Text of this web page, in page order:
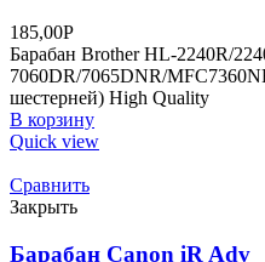
185,00Р
Барабан Brother HL-2240R/
7060DR/7065DNR/
шестерней) High Quality
В корзину
Quick view
Сравнить
Закрыть
Барабан Canon iR Adv